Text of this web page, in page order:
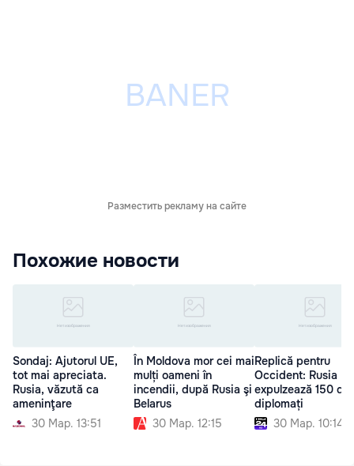
Разместить рекламу на сайте
Похожие новости
Sondaj: Ajutorul UE,
tot mai apreciata.
Rusia, văzută ca
ameninţare
30 Мар. 13:51
În Moldova mor cei mai
mulți oameni în
incendii, după Rusia şi
Belarus
30 Мар. 12:15
Replică pentru
Occident: Rusia
expulzează 150 de
diplomați
30 Мар. 10:14